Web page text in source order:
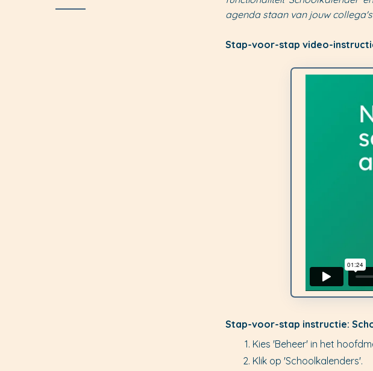
agenda staan van jouw
Stap-voor-stap video-
Stap-voor-stap instructie:
Kies 'Beheer' in het
Klik op 'Schoolkalenders'.